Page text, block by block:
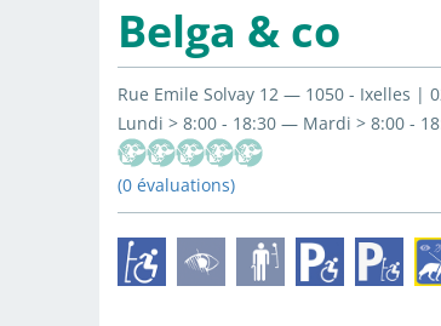
Belga & co
Rue Emile Solvay 12 — 1050 - Ixelles |
Lundi > 8:00 - 18:30 — Mardi > 8:00 -
(0 évaluations)
categories